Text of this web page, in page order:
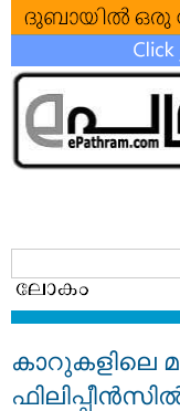
കാറുകളിലെ